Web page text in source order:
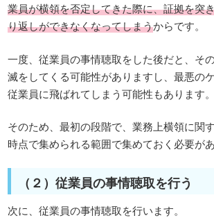
業員が横領を否定してきた際に、証拠を突
り返しができなくなってしまうからです。
一度、従業員の事情聴取をした後だと、そ
滅をしてくる可能性がありますし、最悪の
従業員に飛ばれてしまう可能性もあります。
そのため、最初の段階で、業務上横領に関
時点で集められる範囲で集めておく必要があ
（２）従業員の事情聴取を行う
次に、従業員の事情聴取を行います。